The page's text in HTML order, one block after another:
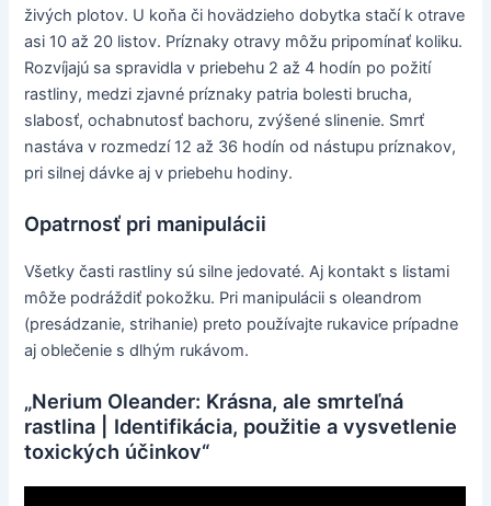
živých plotov. U koňa či hovädzieho dobytka stačí k otrave
asi 10 až 20 listov. Príznaky otravy môžu pripomínať koliku.
Rozvíjajú sa spravidla v priebehu 2 až 4 hodín po požití
rastliny, medzi zjavné príznaky patria bolesti brucha,
slabosť, ochabnutosť bachoru, zvýšené slinenie. Smrť
nastáva v rozmedzí 12 až 36 hodín od nástupu príznakov,
pri silnej dávke aj v priebehu hodiny.
Opatrnosť pri manipulácii
Všetky časti rastliny sú silne jedovaté. Aj kontakt s listami
môže podráždiť pokožku. Pri manipulácii s oleandrom
(presádzanie, strihanie) preto používajte rukavice prípadne
aj oblečenie s dlhým rukávom.
„Nerium Oleander: Krásna, ale smrteľná
rastlina | Identifikácia, použitie a vysvetlenie
toxických účinkov“